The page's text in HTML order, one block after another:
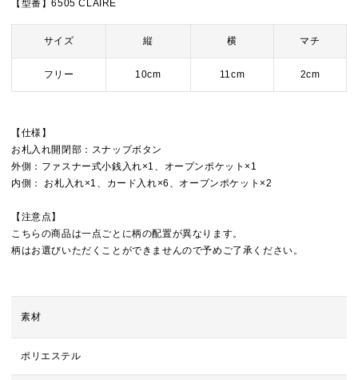
【型番】6505 CLAIRE
サイズ 縦 横 マチ
フリー 10cm 11cm 2cm
【仕様】
お札入れ開閉部：スナップボタン
外側：ファスナー式小銭入れ×1、オープンポケット×1
内側： お札入れ×1、カード入れ×6、オープンポケット×2
【注意点】
こちらの商品は一点ごとに柄の配置が異なります。
柄はお選びいただくことができませんので予めご了承ください。
素材
ポリエステル